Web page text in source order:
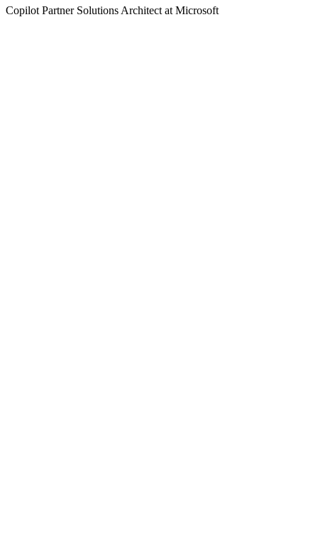
Copilot Partner Solutions Architect at Microsoft